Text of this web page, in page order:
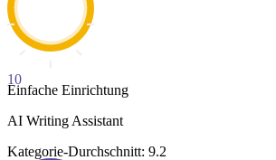
10
Einfache Einrichtung
AI Writing Assistant
Kategorie-Durchschnitt: 9.2